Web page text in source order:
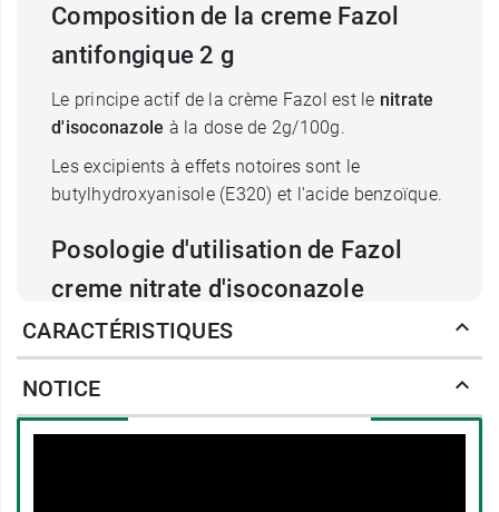
Composition de la creme Fazol
antifongique 2 g
Le principe actif de la crème Fazol est le nitrate
d'isoconazole à la dose de 2g/100g.
Les excipients à effets notoires sont le
butylhydroxyanisole (E320) et l'acide benzoïque.
Posologie d'utilisation de Fazol
creme nitrate d'isoconazole
La crème Fazol doit être appliquée
joursur les régions atteintes et leur périphérie,
après toilette et séchage de la peau. L'application
pourra être suivie d'un massage doux et régulier
CARACTÉRISTIQUES
NOTICE